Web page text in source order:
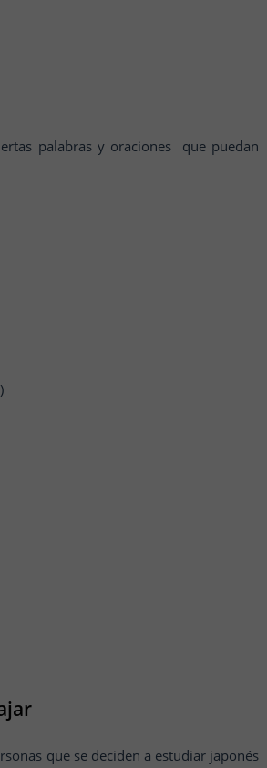
palabras y oraciones que puedan
que se deciden a estudiar japonés